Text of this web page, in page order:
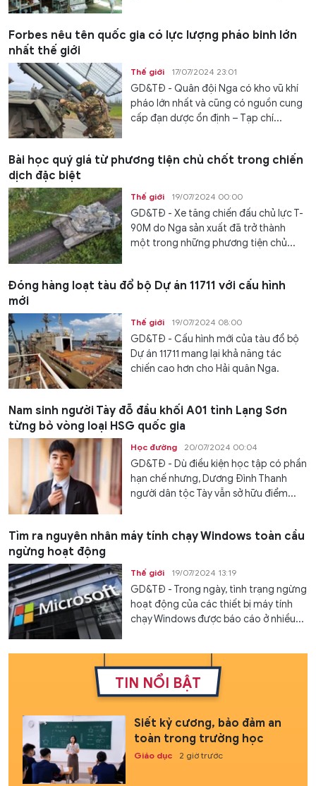
Forbes nêu tên quốc gia có lực lượng pháo binh lớn
nhất thế giới
Thế giới 17/07/2024 23:01
GD&TĐ - Quân đội Nga có kho vũ khí
pháo lớn nhất và cũng có nguồn cung
cấp đạn dược ổn định – Tạp chí...
Bài học quý giá từ phương tiện chủ chốt trong chiến
dịch đặc biệt
Thế giới 19/07/2024 00:00
GD&TĐ - Xe tăng chiến đấu chủ lực T-
90M do Nga sản xuất đã trở thành
một trong những phương tiện chủ...
Đóng hàng loạt tàu đổ bộ Dự án 11711 với cấu hình
mới
Thế giới 19/07/2024 08:00
GD&TĐ - Cấu hình mới của tàu đổ bộ
Dự án 11711 mang lại khả năng tác
chiến cao hơn cho Hải quân Nga.
Nam sinh người Tày đỗ đầu khối A01 tỉnh Lạng Sơn
từng bỏ vòng loại HSG quốc gia
Học đường 20/07/2024 00:04
GD&TĐ - Dù điều kiện học tập có phần
hạn chế nhưng, Dương Đình Thanh
người dân tộc Tày vẫn sở hữu điểm...
Tìm ra nguyên nhân máy tính chạy Windows toàn cầu
ngừng hoạt động
Thế giới 19/07/2024 13:19
GD&TĐ - Trong ngày, tình trạng ngừng
hoạt động của các thiết bị máy tính
chạy Windows được báo cáo ở nhiều...
TIN NỔI BẬT
Siết kỷ cương, bảo đảm an
toàn trong trường học
Giáo dục 2 giờ trước